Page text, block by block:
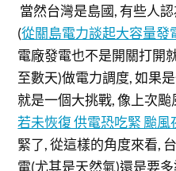
當然台灣是島國, 有些人
(從關島電力談起大容量發
電廠發電也不是開關打開
至數天)做電力調度, 如果
就是一個大挑戰, 像上次
若未恢復 供電恐吃緊 颱風
緊了, 從這樣的角度來看,
電(尤其是天然氣)還是要